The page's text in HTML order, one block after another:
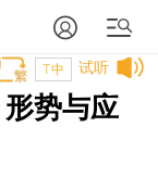
试听
T中
势与应